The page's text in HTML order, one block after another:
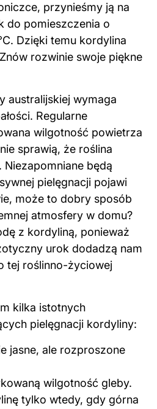
przynieśmy ją na
do pomieszczenia o
Dzięki temu kordylina
rozwinie swoje piękne
australijskiej wymaga
Regularne
wilgotność powietrza
sprawią, że roślina
będą
pielęgnacji pojawi
może to dobry sposób
atmosfery w domu?
z kordyliną, ponieważ
urok dodadzą nam
tej roślinno-życiowej
kilka istotnych
pielęgnacji kordyliny:
jasne, ale rozproszone
wilgotność gleby.
tylko wtedy, gdy górna